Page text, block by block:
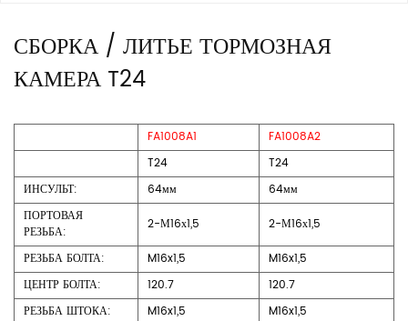
СБОРКА / ЛИТЬЕ ТОРМОЗНАЯ
КАМЕРА T24
FA1008A1
FA1008A2
T24
T24
ИНСУЛЬТ:
64мм
64мм
ПОРТОВАЯ
РЕЗЬБА:
2-М16х1,5
2-М16х1,5
РЕЗЬБА БОЛТА:
M16x1,5
M16x1,5
ЦЕНТР БОЛТА:
120.7
120.7
РЕЗЬБА ШТОКА:
M16x1,5
M16x1,5